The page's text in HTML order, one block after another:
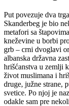
Put povezuje dva
Skanderbeg je bio
metafori sa
kneževine u borbi
grb – crni dvoglavi
albanska državna
hrišćanstva u zemlji
život muslimana i
druge, južne strane,
svetice. Po njoj je
odakle sam pre